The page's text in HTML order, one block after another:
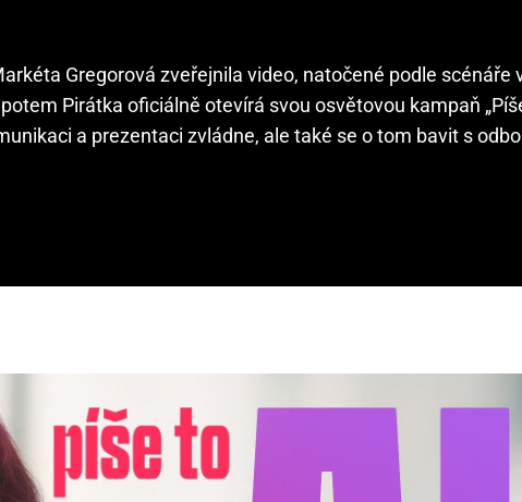
Gregorová zveřejnila video, natočené podle scénáře
Pirátka oficiálně otevírá svou osvětovou kampaň
a prezentaci zvládne, ale také se o tom bavit s